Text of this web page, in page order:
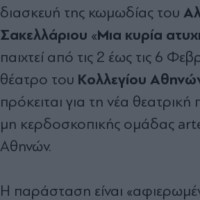
διασκευή της κωμωδίας του
Σακελλάριου «Μια κυρία
παιχτεί από τις 2 έως τις 6
θέατρο του Κολλεγίου
πρόκειται για τη νέα
μη κερδοσκοπικής ομάδας
Αθηνών.
Η παράσταση είναι